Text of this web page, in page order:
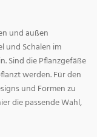
und außen
und Schalen im
Sind die Pflanzgefäße
werden. Für den
und Formen zu
die passende Wahl,